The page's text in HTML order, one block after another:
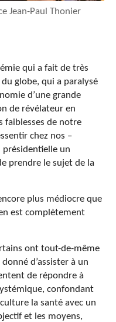
Jean-Paul Thonier
qui a fait de très
globe, qui a paralysé
d’une grande
de révélateur en
faiblesses de notre
chez nos –
présidentielle un
prendre le sujet de la
plus médiocre que
est complètement
ont tout-de-même
d’assister à un
de répondre à
confondant
la santé avec un
et les moyens,